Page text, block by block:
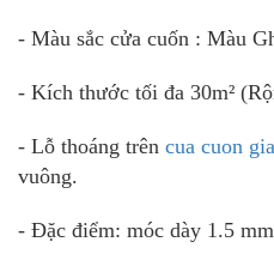
- Màu sắc cửa cuốn : Màu
- Kích thước tối đa 30m²
- Lỗ thoáng trên cua cuon
vuông.
- Đặc điểm: móc dày 1.5